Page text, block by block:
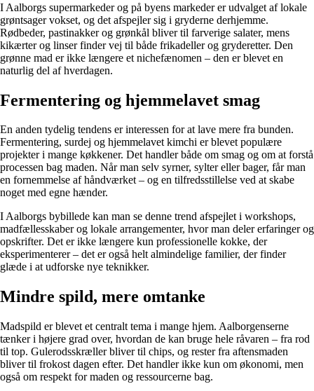
I Aalborgs supermarkeder og på byens markeder er udvalget af lokale
grøntsager vokset, og det afspejler sig i gryderne derhjemme.
Rødbeder, pastinakker og grønkål bliver til farverige salater, mens
kikærter og linser finder vej til både frikadeller og gryderetter. Den
grønne mad er ikke længere et nichefænomen – den er blevet en
naturlig del af hverdagen.
Fermentering og hjemmelavet smag
En anden tydelig tendens er interessen for at lave mere fra bunden.
Fermentering, surdej og hjemmelavet kimchi er blevet populære
projekter i mange køkkener. Det handler både om smag og om at forstå
processen bag maden. Når man selv syrner, sylter eller bager, får man
en fornemmelse af håndværket – og en tilfredsstillelse ved at skabe
noget med egne hænder.
I Aalborgs bybillede kan man se denne trend afspejlet i workshops,
madfællesskaber og lokale arrangementer, hvor man deler erfaringer og
opskrifter. Det er ikke længere kun professionelle kokke, der
eksperimenterer – det er også helt almindelige familier, der finder
glæde i at udforske nye teknikker.
Mindre spild, mere omtanke
Madspild er blevet et centralt tema i mange hjem. Aalborgenserne
tænker i højere grad over, hvordan de kan bruge hele råvaren – fra rod
til top. Gulerodsskræller bliver til chips, og rester fra aftensmaden
bliver til frokost dagen efter. Det handler ikke kun om økonomi, men
også om respekt for maden og ressourcerne bag.